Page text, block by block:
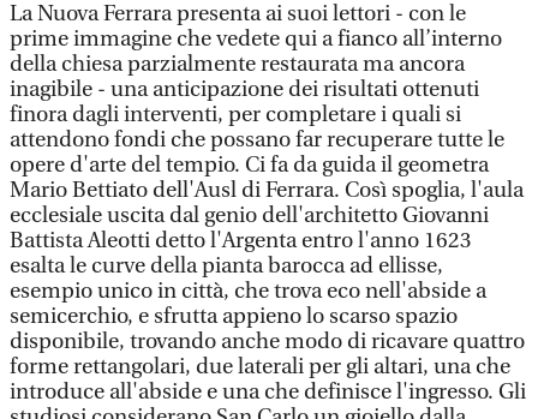
La Nuova Ferrara presenta ai suoi lettori - con le
prime immagine che vedete qui a fianco all’interno
della chiesa parzialmente restaurata ma ancora
inagibile - una anticipazione dei risultati ottenuti
finora dagli interventi, per completare i quali si
attendono fondi che possano far recuperare tutte le
opere d'arte del tempio. Ci fa da guida il geometra
Mario Bettiato dell'Ausl di Ferrara. Così spoglia, l'aula
ecclesiale uscita dal genio dell'architetto Giovanni
Battista Aleotti detto l'Argenta entro l'anno 1623
esalta le curve della pianta barocca ad ellisse,
esempio unico in città, che trova eco nell'abside a
semicerchio, e sfrutta appieno lo scarso spazio
disponibile, trovando anche modo di ricavare quattro
forme rettangolari, due laterali per gli altari, una che
introduce all'abside e una che definisce l'ingresso. Gli